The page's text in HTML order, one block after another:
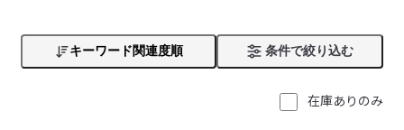
ア キーワード関連度順 条件で絞り込む
在庫ありのみ